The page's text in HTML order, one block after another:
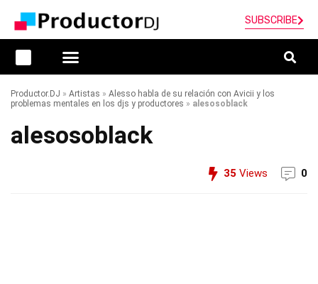
SUBSCRIBE
Productor.DJ » Artistas » Alesso habla de su relación con Avicii y los
problemas mentales en los djs y productores » alesosoblack
alesosoblack
35 Views 0